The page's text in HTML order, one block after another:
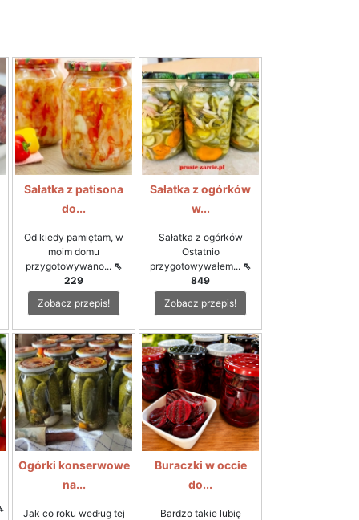
Sałatka z patisona
do...
Od kiedy pamiętam, w
moim domu
przygotowywano... ⇖
229
Zobacz przepis!
Sałatka z ogórków
w...
Sałatka z ogórków
Ostatnio
przygotowywałem... ⇖
849
Zobacz przepis!
Ogórki konserwowe
na...
Jak co roku według tej
Buraczki w occie
do...
Bardzo takie lubię